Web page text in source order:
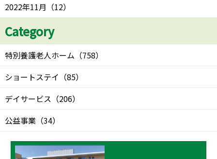
2022年11月 （12）
Category
特別養護老人ホーム （758）
ショートステイ （85）
デイサービス （206）
公益事業 （34）